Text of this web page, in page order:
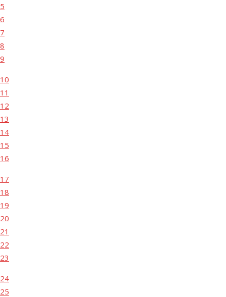
5
6
7
8
9
10
11
12
13
14
15
16
17
18
19
20
21
22
23
24
25